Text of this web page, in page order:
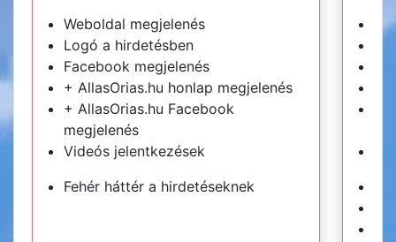
Weboldal megjelenés
Logó a hirdetésben
Facebook megjelenés
+ AllasOrias.hu honlap megjelenés
+ AllasOrias.hu Facebook
megjelenés
Videós jelentkezések
Fehér háttér a hirdetéseknek